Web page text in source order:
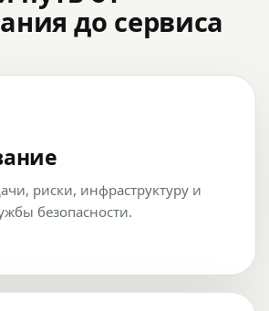
до сервиса
риски, инфраструктуру и
безопасности.